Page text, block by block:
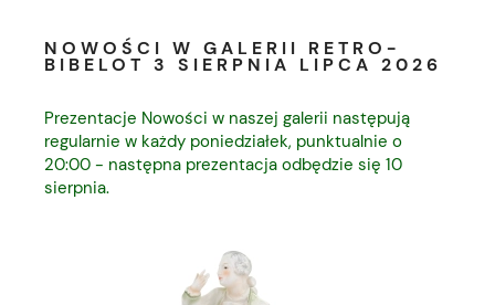
NOWOŚCI W GALERII RETRO-
BIBELOT 3 SIERPNIA LIPCA 2026
Prezentacje Nowości w naszej galerii następują
regularnie w każdy poniedziałek, punktualnie o
20:00 - następna prezentacja odbędzie się 10
sierpnia.